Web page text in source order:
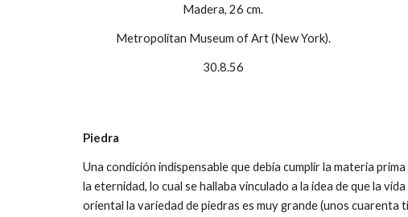
Madera, 26 cm.
Metropolitan Museum of Art (New York).
30.8.56
Piedra
Una condición indispensable que debía cumplir la materia
la eternidad, lo cual se hallaba vinculado a la idea de que la
oriental la variedad de piedras es muy grande (unos